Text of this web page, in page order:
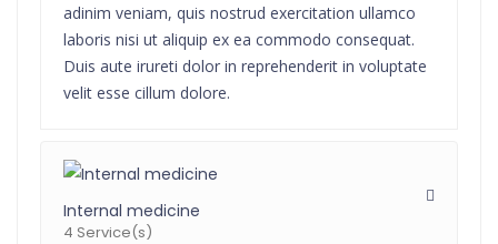
adinim veniam, quis nostrud exercitation ullamco
laboris nisi ut aliquip ex ea commodo consequat.
Duis aute irureti dolor in reprehenderit in voluptate
velit esse cillum dolore.
Internal medicine
4 Service(s)